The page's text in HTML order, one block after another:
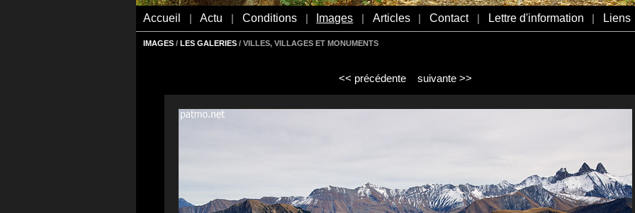
Accueil Actu Conditions Images Articles Contact Lettre d'information Liens
IMAGES / LES GALERIES / VILLES, VILLAGES ET MONUMENTS
<< précédente suivante >>